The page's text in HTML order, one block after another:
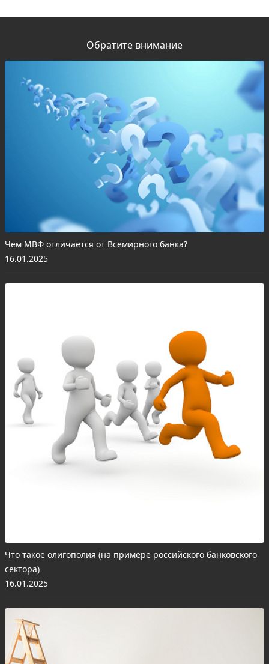
Обратите внимание
Чем МВФ отличается от Всемирного банка?
16.01.2025
Что такое олигополия (на примере российского банковского
сектора)
16.01.2025